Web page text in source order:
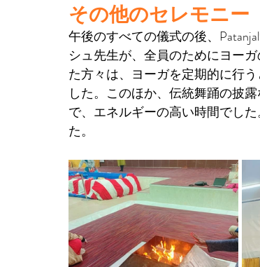
その他のセレモニー
午後のすべての儀式の後、
シュ先生が、全員のためにヨー
た方々は、ヨーガを定期的に行
した。このほか、伝統舞踊の披
で、エネルギーの高い時間でし
た。